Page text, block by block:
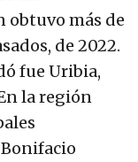
obtuvo más de
de 2022.
fue Uribia,
la región